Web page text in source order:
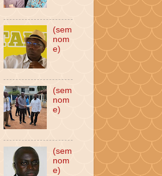
(sem
nom
e)
(sem
nom
e)
(sem
nom
e)